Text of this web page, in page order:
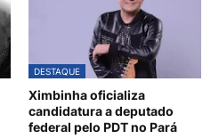
DESTAQUE
Ximbinha oficializa
candidatura a deputado
federal pelo PDT no Pará